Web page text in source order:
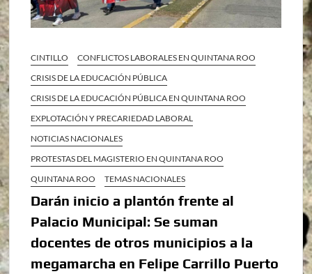
CINTILLO
CONFLICTOS LABORALES EN QUINTANA ROO
CRISIS DE LA EDUCACIÓN PÚBLICA
CRISIS DE LA EDUCACIÓN PÚBLICA EN QUINTANA ROO
EXPLOTACIÓN Y PRECARIEDAD LABORAL
NOTICIAS NACIONALES
PROTESTAS DEL MAGISTERIO EN QUINTANA ROO
QUINTANA ROO
TEMAS NACIONALES
Darán inicio a plantón frente al
Palacio Municipal: Se suman
docentes de otros municipios a la
megamarcha en Felipe Carrillo Puerto